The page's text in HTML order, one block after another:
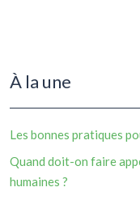
À la une
Les bonnes pratiques
Quand doit-on faire
humaines ?